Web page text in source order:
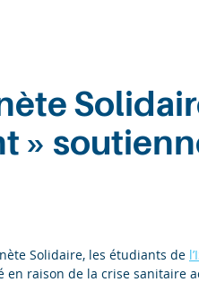
»
Solidaire, les étudiants de
en raison de la crise sanitaire